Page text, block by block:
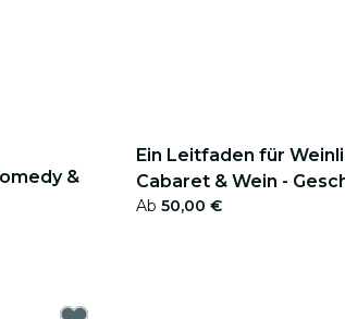
&
Ein Leitfaden für
Cabaret & Wein -
Ab 50,00 €